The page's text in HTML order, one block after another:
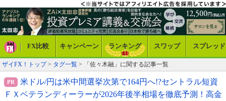
FX比較 キャンペーン ランキング スワップ スプレッド
ザイFX！トップ> タグ一覧 > 「佐々木融」に関する記事一覧
米ドル/円は米中間選挙次第で164円へ!?セントラル短資
ＦＸベテランディーラーが2026年後半相場を徹底予測！高金